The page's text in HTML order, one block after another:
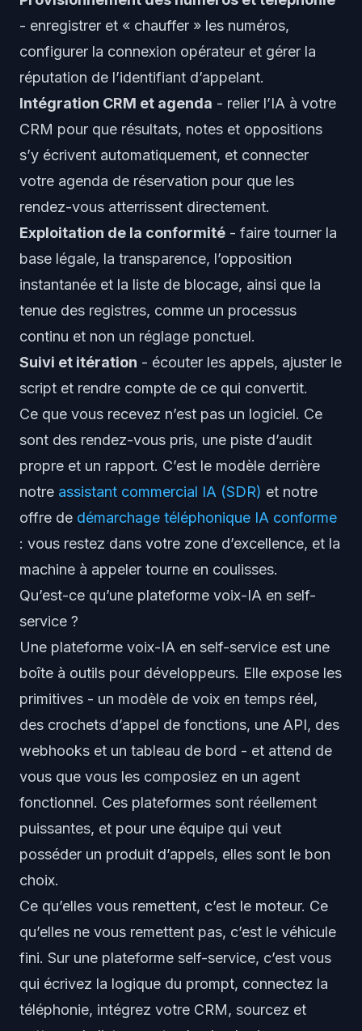
- enregistrer et « chauffer » les numéros,
configurer la connexion opérateur et gérer la
réputation de l’identifiant d’appelant.
Intégration CRM et agenda - relier l’IA à votre
CRM pour que résultats, notes et oppositions
s’y écrivent automatiquement, et connecter
votre agenda de réservation pour que les
rendez-vous atterrissent directement.
Exploitation de la conformité - faire tourner la
base légale, la transparence, l’opposition
instantanée et la liste de blocage, ainsi que la
tenue des registres, comme un processus
continu et non un réglage ponctuel.
Suivi et itération - écouter les appels, ajuster le
script et rendre compte de ce qui convertit.
Ce que vous recevez n’est pas un logiciel. Ce
sont des rendez-vous pris, une piste d’audit
propre et un rapport. C’est le modèle derrière
notre assistant commercial IA (SDR) et notre
offre de démarchage téléphonique IA conforme
: vous restez dans votre zone d’excellence, et la
machine à appeler tourne en coulisses.
Qu’est-ce qu’une plateforme voix-IA en self-
service ?
Une plateforme voix-IA en self-service est une
boîte à outils pour développeurs. Elle expose les
primitives - un modèle de voix en temps réel,
des crochets d’appel de fonctions, une API, des
webhooks et un tableau de bord - et attend de
vous que vous les composiez en un agent
fonctionnel. Ces plateformes sont réellement
puissantes, et pour une équipe qui veut
posséder un produit d’appels, elles sont le bon
choix.
Ce qu’elles vous remettent, c’est le moteur. Ce
qu’elles ne vous remettent pas, c’est le véhicule
fini. Sur une plateforme self-service, c’est vous
qui écrivez la logique du prompt, connectez la
téléphonie, intégrez votre CRM, sourcez et